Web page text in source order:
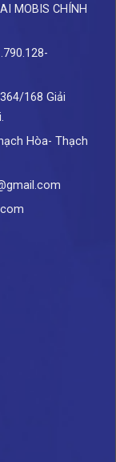
MOBIS CHÍNH
168 Giải
Hòa- Thạch